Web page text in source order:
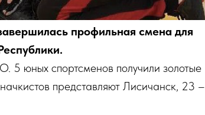
профильная смена для
5 юных спортсменов получили золотые
представляют Лисичанск, 23 –